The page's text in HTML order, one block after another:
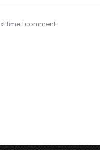
time I comment.